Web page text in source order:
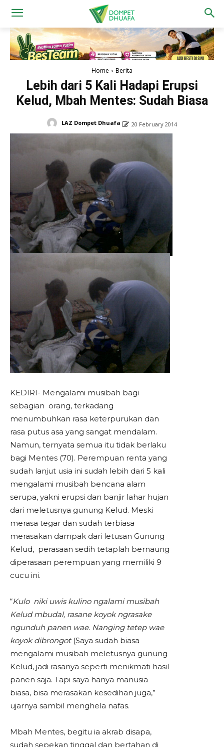
Home Berita
Lebih dari 5 Kali Hadapi Erupsi
Kelud, Mbah Mentes: Sudah Biasa
LAZ Dompet Dhuafa 20 February 2014
KEDIRI- Mengalami musibah bagi
sebagian orang, terkadang
menumbuhkan rasa keterpurukan dan
rasa putus asa yang sangat mendalam.
Namun, ternyata semua itu tidak berlaku
bagi Mentes (70). Perempuan renta yang
sudah lanjut usia ini sudah lebih dari 5 kali
mengalami musibah bencana alam
serupa, yakni erupsi dan banjir lahar hujan
dari meletusnya gunung Kelud. Meski
merasa tegar dan sudah terbiasa
merasakan dampak dari letusan Gunung
Kelud, perasaan sedih tetaplah bernaung
diperasaan perempuan yang memiliki 9
cucu ini.
“Kulo niki uwis kulino ngalami musibah
Kelud mbudal, rasane koyok ngrasake
ngunduh panen wae. Nanging tetep wae
koyok dibrongot(Saya sudah biasa
mengalami musibah meletusnya gunung
Kelud, jadi rasanya seperti menikmati hasil
panen saja. Tapi saya hanya manusia
biasa, bisa merasakan kesedihan juga,”
ujarnya sambil menghela nafas.
Mbah Mentes, begitu ia akrab disapa,
sudah sepekan tinggal dan bertahan di